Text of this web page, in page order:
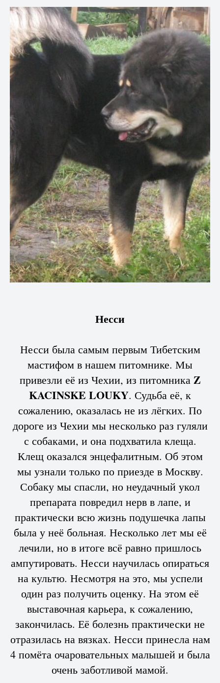
Несси
Несси была самым первым Тибетским
мастифом в нашем питомнике. Мы
привезли её из Чехии, из питомника Z
KACINSKE LOUKY. Судьба её, к
сожалению, оказалась не из лёгких. По
дороге из Чехии мы несколько раз гуляли
с собаками, и она подхватила клеща.
Клещ оказался энцефалитным. Об этом
мы узнали только по приезде в Москву.
Собаку мы спасли, но неудачный укол
препарата повредил нерв в лапе, и
практически всю жизнь подушечка лапы
была у неё больная. Несколько лет мы её
лечили, но в итоге всё равно пришлось
ампутировать. Несси научилась опираться
на культю. Несмотря на это, мы успели
один раз получить оценку. На этом её
выставочная карьера, к сожалению,
закончилась. Её болезнь практически не
отразилась на вязках. Несси принесла нам
4 помёта очаровательных малышей и была
очень заботливой мамой.